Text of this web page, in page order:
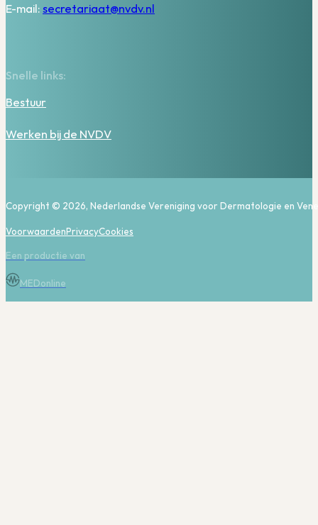
E-mail: secretariaat@nvdv.nl
Snelle links:
Bestuur
Werken bij de NVDV
Copyright © 2026, Nederlandse Vereniging voor Dermatologie en
VoorwaardenPrivacyCookies
Een productie van
MEDonline